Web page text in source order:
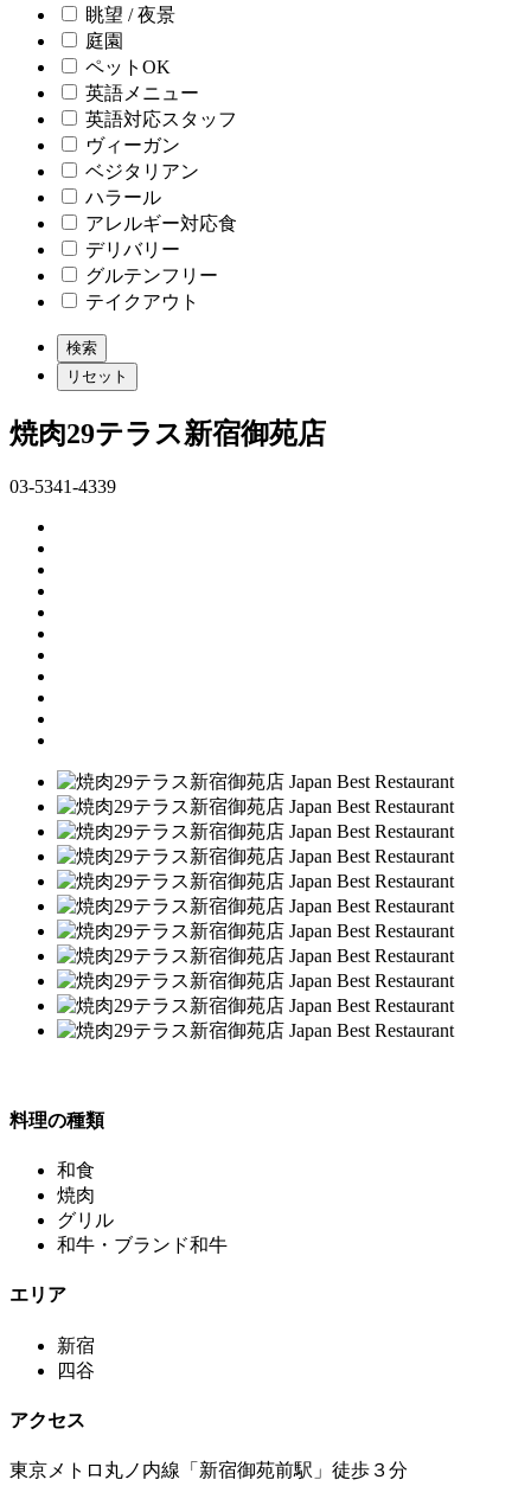
眺望 / 夜景
庭園
ペットOK
英語メニュー
英語対応スタッフ
ヴィーガン
ベジタリアン
ハラール
アレルギー対応食
デリバリー
グルテンフリー
テイクアウト
焼肉29テラス新宿御苑店
03-5341-4339
料理の種類
和食
焼肉
グリル
和牛・ブランド和牛
エリア
新宿
四谷
アクセス
東京メトロ丸ノ内線「新宿御苑前駅」徒歩３分